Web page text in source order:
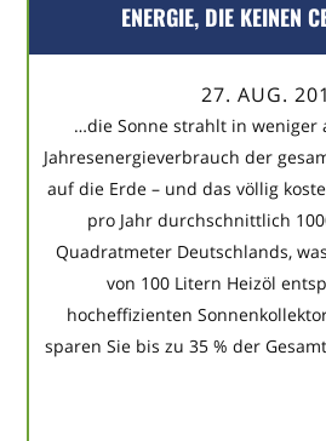
ENERGIE, DIE KEINEN
27. AUG.
…die Sonne strahlt in weniger
Jahresenergieverbrauch der
auf die Erde – und das völlig
pro Jahr durchschnittlich
Quadratmeter Deutschlands,
von 100 Litern Heizöl
hocheffizienten
sparen Sie bis zu 35 % der